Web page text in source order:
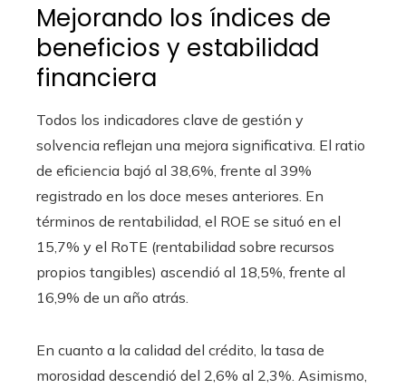
Mejorando los índices de
beneficios y estabilidad
financiera
Todos los indicadores clave de gestión y
solvencia reflejan una mejora significativa. El ratio
de eficiencia bajó al 38,6%, frente al 39%
registrado en los doce meses anteriores. En
términos de rentabilidad, el ROE se situó en el
15,7% y el RoTE (rentabilidad sobre recursos
propios tangibles) ascendió al 18,5%, frente al
16,9% de un año atrás.
En cuanto a la calidad del crédito, la tasa de
morosidad descendió del 2,6% al 2,3%. Asimismo,